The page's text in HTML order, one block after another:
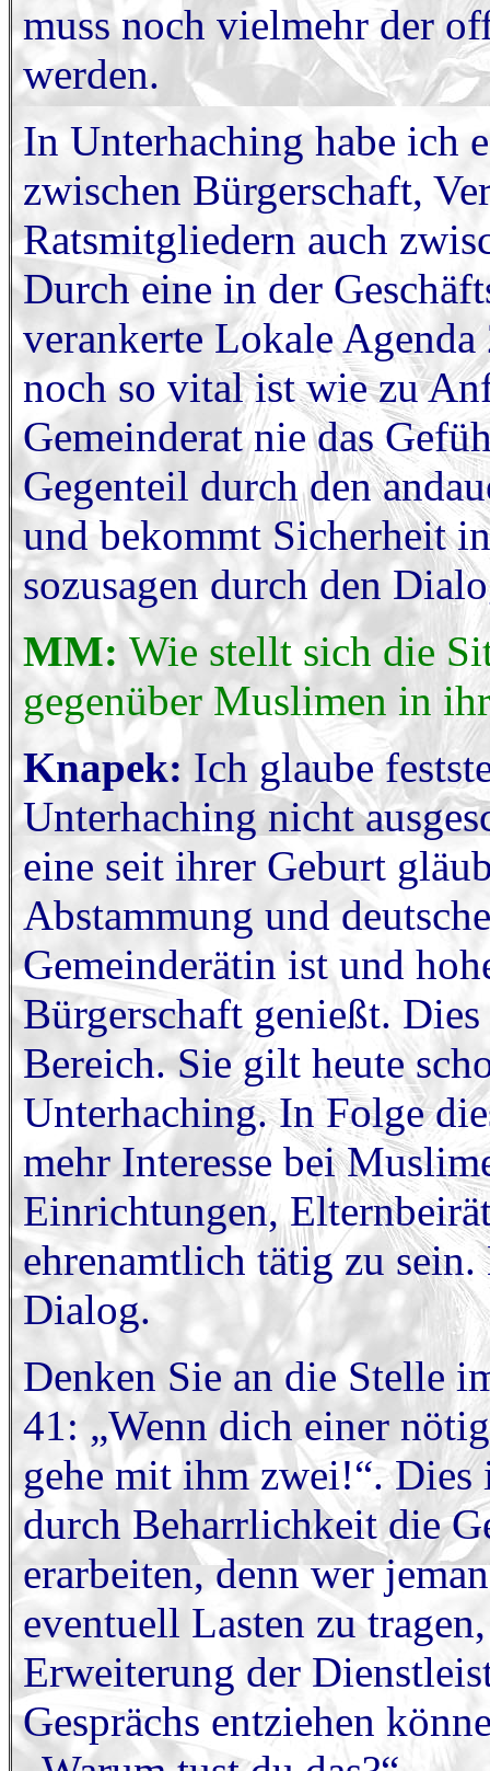
muss noch vielmehr der
werden.
In Unterhaching habe ich
zwischen Bürgerschaft,
Ratsmitgliedern auch
Durch eine in der
verankerte Lokale
noch so vital ist wie zu
Gemeinderat nie das
Gegenteil durch den
und bekommt Sicherheit
sozusagen durch den
MM:Wie stellt sich die
gegenüber Muslimen in
Knapek: Ich glaube
Unterhaching nicht
eine seit ihrer Geburt
Abstammung und
Gemeinderätin ist und
Bürgerschaft genießt.
Bereich. Sie gilt heute
Unterhaching. In Folge
mehr Interesse bei
Einrichtungen,
ehrenamtlich tätig zu
Dialog.
Denken Sie an die Stelle
41: „Wenn dich einer
gehe mit ihm zwei!“.
durch Beharrlichkeit die
erarbeiten, denn wer
eventuell Lasten zu
Erweiterung der
Gesprächs entziehen